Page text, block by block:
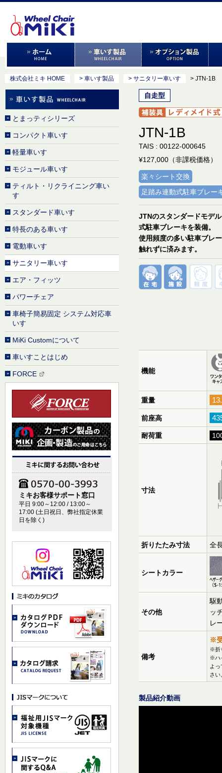
株式会社ミキ HOME > 車いす製品 > サニタリー車いす > JTN-1B
自走型
JTN-1B
TAIS : 00122-000645
¥127,000（非課税価格）
楽々シート交換
足踏み連動式駐車ブレー
JTNのスタンダードモデ
式駐車ブレーキを装備。
使用頻度の多い駐車ブレ
触れずに済みます。
機能
重量
前座高
耐荷重
寸法
折りたたみ寸法 全
シートカラー
その他
駆
ッ
レ
備考
※
※折
※ハ
よ
さい
製品紹介動画
とまっティシリーズ
コンパクト車いす
軽量車いす
モジュール車いす
ティルト・リクライニング車い
す
スタンダード車いす
特長のある車いす
電動車いす
サニタリー車いす
エア・フィッツ
パワーチェア
車椅子簡易固定 システム対応車
いす
MiKi Customについて
車いすことはじめ
FORCE
ミキお客様サポート窓口
平日 9:00～12:00 / 13:00～
17:00 (土日祝日、弊社指定休業
日を除く)